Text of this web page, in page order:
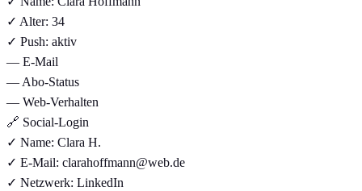
✓ Alter: 34
✓ Push: aktiv
— E-Mail
— Abo-Status
— Web-Verhalten
🔗 Social-Login
✓ Name: Clara H.
✓ E-Mail: clarahoffmann@web.de
✓ Netzwerk: LinkedIn